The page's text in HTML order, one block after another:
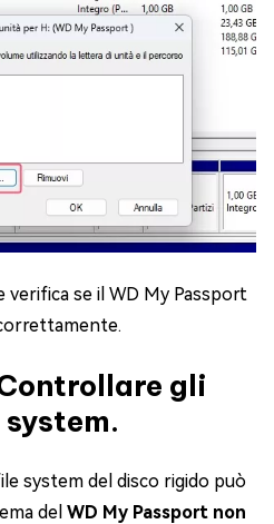
verifica se il WD My Passport
gli
system del disco rigido può
del WD My Passport non